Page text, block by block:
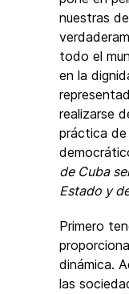
nuestras
todo el
en la
realizarse
práctica de
de Cuba
Estado y
Primero
dinámica.
las